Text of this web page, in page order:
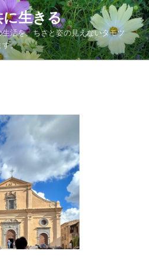
生きる
活を、ちさと姿の見えないタモツ
す。